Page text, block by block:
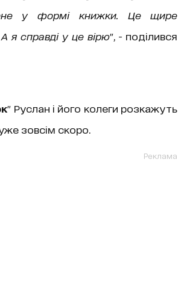
у формі книжки. Це щире
я справді у це вірю", - поділився
" Руслан і його колеги розкажуть
зовсім скоро.
Реклама